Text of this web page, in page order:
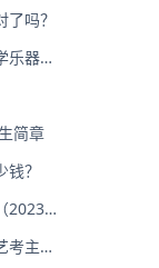
吗？
乐器在
简章
？
2023年
考主要